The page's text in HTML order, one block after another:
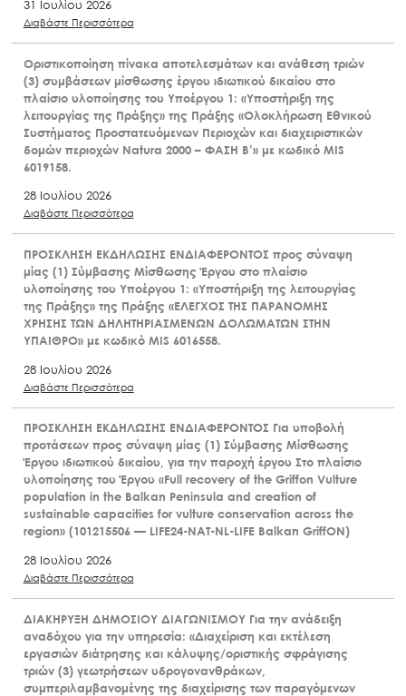
31 Ιουλίου 2026
Διαβάστε Περισσότερα
Οριστικοποίηση πίνακα αποτελεσμάτων και ανάθεση τριών
(3) συμβάσεων μίσθωσης έργου ιδιωτικού δικαίου στο
πλαίσιο υλοποίησης του Υποέργου 1: «Υποστήριξη της
λειτουργίας της Πράξης» της Πράξης «Ολοκλήρωση Εθνικού
Συστήματος Προστατευόμενων Περιοχών και διαχειριστικών
δομών περιοχών Natura 2000 – ΦΑΣΗ Β’» με κωδικό MIS
6019158.
28 Ιουλίου 2026
Διαβάστε Περισσότερα
ΠΡΟΣΚΛΗΣΗ ΕΚΔΗΛΩΣΗΣ ΕΝΔΙΑΦΕΡΟΝΤΟΣ προς σύναψη
μίας (1) Σύμβασης Μίσθωσης Έργου στο πλαίσιο
υλοποίησης του Υποέργου 1: «Υποστήριξη της λειτουργίας
της Πράξης» της Πράξης «ΕΛΕΓΧΟΣ ΤΗΣ ΠΑΡΑΝΟΜΗΣ
ΧΡΗΣΗΣ ΤΩΝ ΔΗΛΗΤΗΡΙΑΣΜΕΝΩΝ ΔΟΛΩΜΑΤΩΝ ΣΤΗΝ
ΥΠΑΙΘΡΟ» με κωδικό MIS 6016558.
28 Ιουλίου 2026
Διαβάστε Περισσότερα
ΠΡΟΣΚΛΗΣΗ ΕΚΔΗΛΩΣΗΣ ΕΝΔΙΑΦΕΡΟΝΤΟΣ Για υποβολή
προτάσεων προς σύναψη μίας (1) Σύμβασης Μίσθωσης
Έργου ιδιωτικού δικαίου, για την παροχή έργου Στο πλαίσιο
υλοποίησης του Έργου «Full recovery of the Griffon Vulture
population in the Balkan Peninsula and creation of
sustainable capacities for vulture conservation across the
region» (101215506 — LIFE24-NAT-NL-LIFE Balkan GriffON)
28 Ιουλίου 2026
Διαβάστε Περισσότερα
ΔΙΑΚΗΡΥΞΗ ΔΗΜΟΣΙΟΥ ΔΙΑΓΩΝΙΣΜΟΥ Για την ανάδειξη
αναδόχου για την υπηρεσία: «Διαχείριση και εκτέλεση
εργασιών διάτρησης και κάλυψης/οριστικής σφράγισης
τριών (3) γεωτρήσεων υδρογονανθράκων,
συμπεριλαμβανομένης της διαχείρισης των παραγόμενων